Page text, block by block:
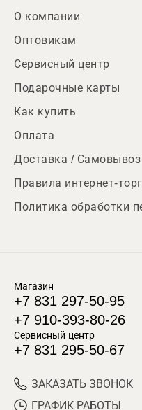
О компании
Оптовикам
Сервисный центр
Подарочные карты
Как купить
Оплата
Доставка / Самовывоз
Правила интернет-
Политика обработки
Магазин
+7 831 297-50-95
+7 910-393-80-26
Сервисный центр
+7 831 295-50-67
ЗАКАЗАТЬ ЗВОНОК
ГРАФИК РАБОТЫ